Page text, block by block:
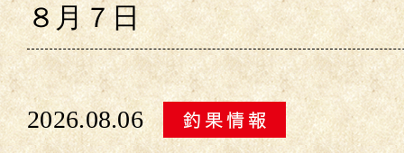
８月７日
2026.08.06